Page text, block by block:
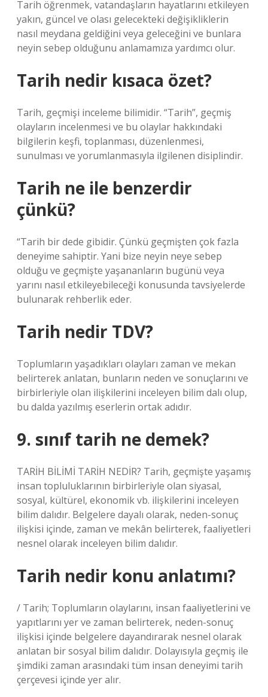
Tarih öğrenmek, vatandaşların hayatlarını etkileyen
yakın, güncel ve olası gelecekteki değişikliklerin
nasıl meydana geldiğini veya geleceğini ve bunlara
neyin sebep olduğunu anlamamıza yardımcı olur.
Tarih nedir kısaca özet?
Tarih, geçmişi inceleme bilimidir. “Tarih”, geçmiş
olayların incelenmesi ve bu olaylar hakkındaki
bilgilerin keşfi, toplanması, düzenlenmesi,
sunulması ve yorumlanmasıyla ilgilenen disiplindir.
Tarih ne ile benzerdir
çünkü?
“Tarih bir dede gibidir. Çünkü geçmişten çok fazla
deneyime sahiptir. Yani bize neyin neye sebep
olduğu ve geçmişte yaşananların bugünü veya
yarını nasıl etkileyebileceği konusunda tavsiyelerde
bulunarak rehberlik eder.
Tarih nedir TDV?
Toplumların yaşadıkları olayları zaman ve mekan
belirterek anlatan, bunların neden ve sonuçlarını ve
birbirleriyle olan ilişkilerini inceleyen bilim dalı olup,
bu dalda yazılmış eserlerin ortak adıdır.
9. sınıf tarih ne demek?
TARİH BİLİMİ TARİH NEDİR? Tarih, geçmişte yaşamış
insan topluluklarının birbirleriyle olan siyasal,
sosyal, kültürel, ekonomik vb. ilişkilerini inceleyen
bilim dalıdır. Belgelere dayalı olarak, neden-sonuç
ilişkisi içinde, zaman ve mekân belirterek, faaliyetleri
nesnel olarak inceleyen bilim dalıdır.
Tarih nedir konu anlatımı?
/ Tarih; Toplumların olaylarını, insan faaliyetlerini ve
yapıtlarını yer ve zaman belirterek, neden-sonuç
ilişkisi içinde belgelere dayandırarak nesnel olarak
anlatan bir sosyal bilim dalıdır. Dolayısıyla geçmiş ile
şimdiki zaman arasındaki tüm insan deneyimi tarih
çerçevesi içinde yer alır.